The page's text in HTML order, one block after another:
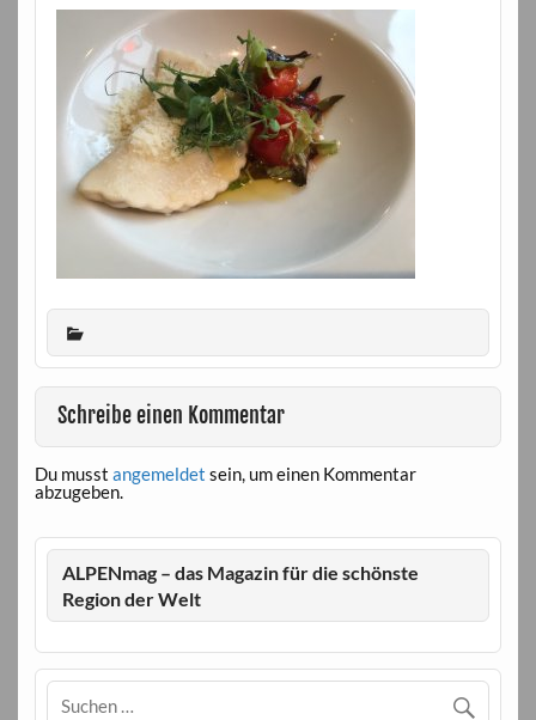
Schreibe einen Kommentar
Du musst angemeldet sein, um einen Kommentar
abzugeben.
ALPENmag – das Magazin für die schönste
Region der Welt